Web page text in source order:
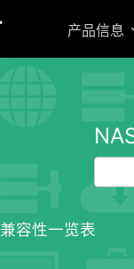
产品信息
兼容性一览表